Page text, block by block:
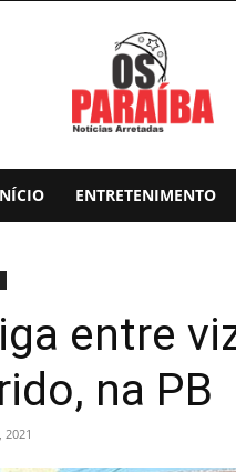
ENTRETENIMENTO
entre
na PB